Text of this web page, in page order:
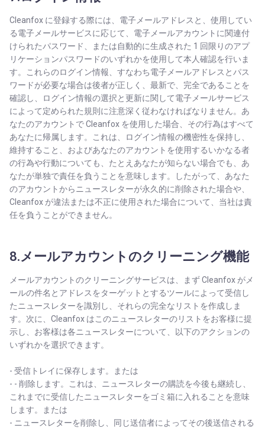
Cleanfox に登録する際には、電子メールアドレスと、使用してい
る電子メールサービスに応じて、電子メールアカウントに関連付
けられたパスワード、または自動的に生成された 1 回限りのアプ
リケーションパスワードのいずれかを使用して本人確認を行いま
す。これらのログイン情報、すなわち電子メールアドレスとパス
ワードが必要な場合は後者が正しく、最新で、完全であることを
確認し、ログイン情報の選択と更新に関して電子メールサービス
によって定められた規則に注意深く従わなければなりません。あ
なたのアカウントで Cleanfox を使用した場合、その行為はすべて
あなたに帰属します。これは、ログイン情報の機密性を保持し、
維持すること、およびあなたのアカウントを使用するいかなる者
の行為や行動についても、たとえあなたが知らない場合でも、あ
なたが単独で責任を負うことを意味します。したがって、あなた
のアカウントからニュースレターが永久的に削除された場合や、
Cleanfox が違法または不正に使用された場合について、当社は責
任を負うことができません。
8.メールアカウントのクリーニング機能
メールアカウントのクリーニングサービスは、まず Cleanfox がメ
ールの件名とアドレスをターゲットとするツールによって受信し
たニュースレターを識別し、それらの完全なリストを作成しま
す。次に、Cleanfox はこのニュースレターのリストをお客様に提
示し、お客様は各ニュースレターについて、以下のアクションの
いずれかを選択できます。
- 受信トレイに保存します。または
- - 削除します。これは、ニュースレターの購読を今後も継続し、
これまでに受信したニュースレターをゴミ箱に入れることを意味
します。または
- ニュースレターを削除し、同じ送信者によってその後送信される